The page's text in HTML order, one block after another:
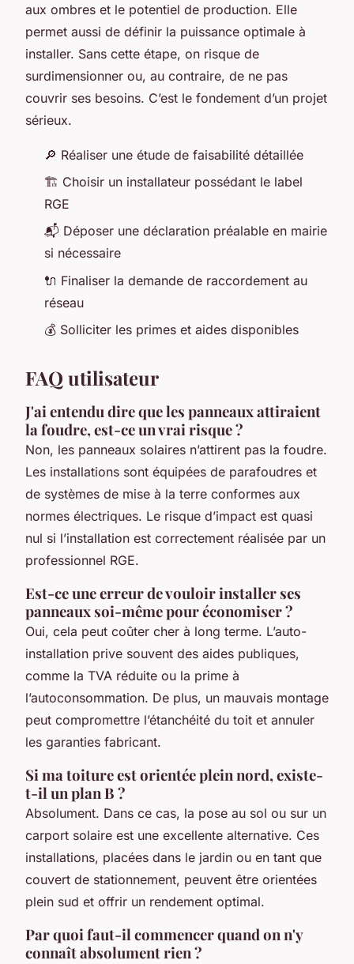
aux ombres et le potentiel de production. Elle
permet aussi de définir la puissance optimale à
installer. Sans cette étape, on risque de
surdimensionner ou, au contraire, de ne pas
couvrir ses besoins. C’est le fondement d’un projet
sérieux.
🔎 Réaliser une étude de faisabilité détaillée
🏗️ Choisir un installateur possédant le label
RGE
📬 Déposer une déclaration préalable en mairie
si nécessaire
🔌 Finaliser la demande de raccordement au
réseau
💰 Solliciter les primes et aides disponibles
FAQ utilisateur
J'ai entendu dire que les panneaux attiraient
la foudre, est-ce un vrai risque ?
Non, les panneaux solaires n’attirent pas la foudre.
Les installations sont équipées de parafoudres et
de systèmes de mise à la terre conformes aux
normes électriques. Le risque d’impact est quasi
nul si l’installation est correctement réalisée par un
professionnel RGE.
Est-ce une erreur de vouloir installer ses
panneaux soi-même pour économiser ?
Oui, cela peut coûter cher à long terme. L’auto-
installation prive souvent des aides publiques,
comme la TVA réduite ou la prime à
l’autoconsommation. De plus, un mauvais montage
peut compromettre l’étanchéité du toit et annuler
les garanties fabricant.
Si ma toiture est orientée plein nord, existe-
t-il un plan B ?
Absolument. Dans ce cas, la pose au sol ou sur un
carport solaire est une excellente alternative. Ces
installations, placées dans le jardin ou en tant que
couvert de stationnement, peuvent être orientées
plein sud et offrir un rendement optimal.
Par quoi faut-il commencer quand on n'y
connaît absolument rien ?